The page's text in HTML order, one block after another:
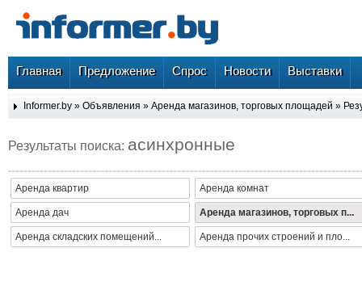
Главная Предложение Спрос Новости Выставки
Informer.by » Объявления » Аренда магазинов, торговых площадей »
Результаты поиска: асинхронные
Аренда квартир Аренда комнат
Аренда дач Аренда магазинов, торговых п...
Аренда складских помещений... Аренда прочих строений и пло...